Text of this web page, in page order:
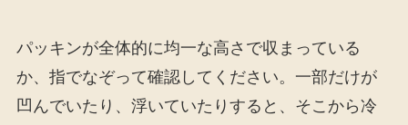
パッキンが全体的に均一な高さで収まっている
か、指でなぞって確認してください。一部だけが
凹んでいたり、浮いていたりすると、そこから冷